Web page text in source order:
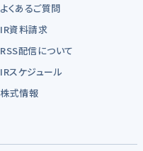
よくあるご質問
IR資料請求
RSS配信について
IRスケジュール
株式情報